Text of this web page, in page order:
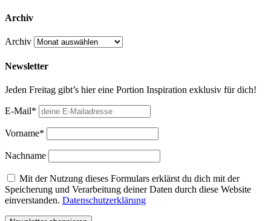
Archiv
Archiv
Newsletter
Jeden Freitag gibt’s hier eine Portion Inspiration exklusiv für dich!
E-Mail*
Vorname*
Nachname
Mit der Nutzung dieses Formulars erklärst du dich mit der
Speicherung und Verarbeitung deiner Daten durch diese Website
einverstanden. Datenschutzerklärung